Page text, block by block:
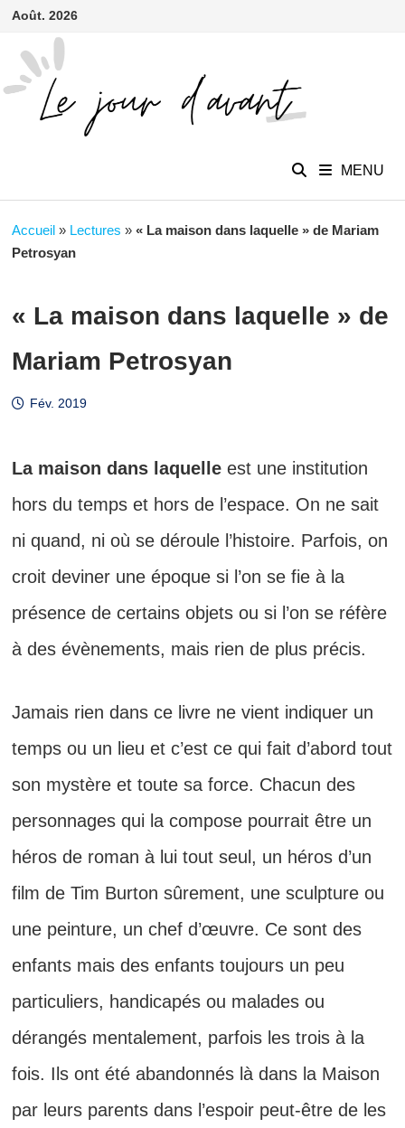
Passer
contenu
Août. 2026
MENU
Accueil» Lectures » « La maison dans laquelle » de Mariam
Petrosyan
« La maison dans laquelle » de
Mariam Petrosyan
Fév. 2019
La maison dans laquelleest une institution
hors du temps et hors de l’espace. On ne sait
ni quand, ni où se déroule l’histoire. Parfois, on
croit deviner une époque si l’on se fie à la
présence de certains objets ou si l’on se réfère
à des évènements, mais rien de plus précis.
Jamais rien dans ce livre ne vient indiquer un
temps ou un lieu et c’est ce qui fait d’abord tout
son mystère et toute sa force. Chacun des
personnages qui la compose pourrait être un
héros de roman à lui tout seul, un héros d’un
film de Tim Burton sûrement, une sculpture ou
une peinture, un chef d’œuvre. Ce sont des
enfants mais des enfants toujours un peu
particuliers, handicapés ou malades ou
dérangés mentalement, parfois les trois à la
fois. Ils ont été abandonnés là dans la Maison
par leurs parents dans l’espoir peut-être de les